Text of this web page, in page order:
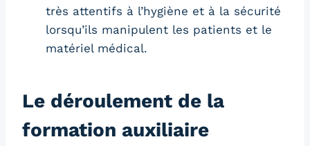
très attentifs à l’hygiène et à la sécurité
lorsqu’ils manipulent les patients et le
matériel médical.
Le déroulement de la
formation auxiliaire